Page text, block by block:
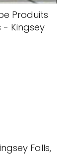
Produits
- Kingsey
Falls,